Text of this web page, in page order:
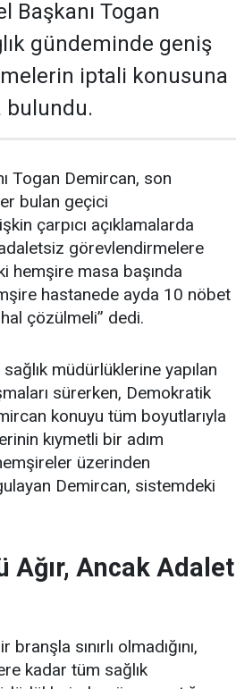
Başkanı Togan
gündeminde geniş
iptali konusuna
bulundu.
Togan Demircan, son
bulan geçici
çarpıcı açıklamalarda
görevlendirmelere
hemşire masa başında
hastanede ayda 10 nöbet
çözülmeli” dedi.
müdürlüklerine yapılan
sürerken, Demokratik
konuyu tüm boyutlarıyla
kıymetli bir adım
üzerinden
Demircan, sistemdeki
Ağır, Ancak Adalet
sınırlı olmadığını,
kadar tüm sağlık